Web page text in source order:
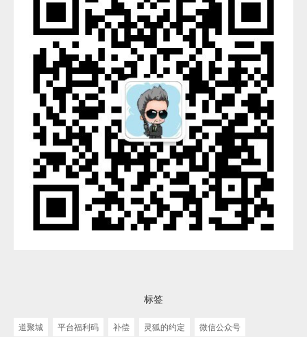
标签
道聚城 平台福利码 补偿 灵狐的约定 微信公众号